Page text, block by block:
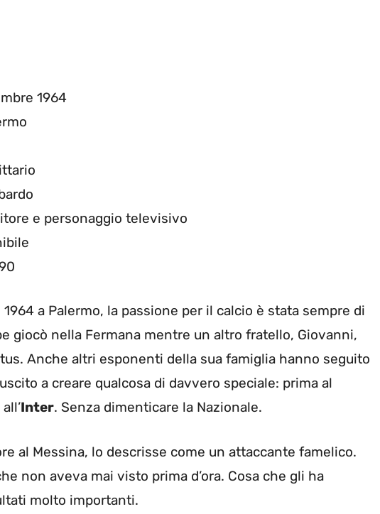
1964
e personaggio televisivo
a Palermo, la passione per il calcio è stata sempre di
giocò nella Fermana mentre un altro fratello, Giovanni,
Anche altri esponenti della sua famiglia hanno seguito
a creare qualcosa di davvero speciale: prima al
Inter. Senza dimenticare la Nazionale.
al Messina, lo descrisse come un attaccante famelico.
non aveva mai visto prima d’ora. Cosa che gli ha
molto importanti.